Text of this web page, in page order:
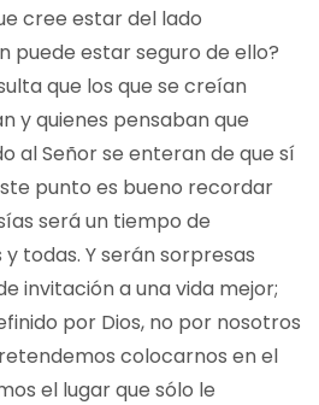
cree estar del lado
puede estar seguro de ello?
que los que se creían
y quienes pensaban que
al Señor se enteran de que sí
punto es bueno recordar
será un tiempo de
todas. Y serán sorpresas
invitación a una vida mejor;
por Dios, no por nosotros
colocarnos en el
el lugar que sólo le